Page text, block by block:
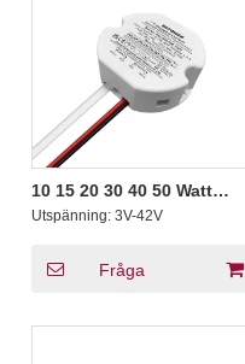
10 15 20 30 40 50 Watt
konstant ström Triac 0-10V
5 in 1 Dimbar LED-drivrutin
drivenhet
Utspänning: 3V-42V
Fråga